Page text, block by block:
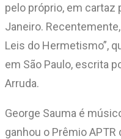
pelo próprio, em cartaz
Janeiro.
Leis do Hermetismo”,
em São Paulo, escrita
Arruda.
George Sauma é
ganhou o Prêmio APTR